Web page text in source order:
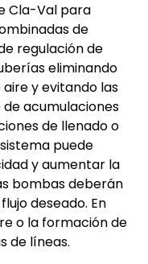
Cla-Val para
de
regulación de
eliminando
y evitando las
acumulaciones
de llenado o
puede
y aumentar la
bombas deberán
deseado. En
o la formación de
de líneas.